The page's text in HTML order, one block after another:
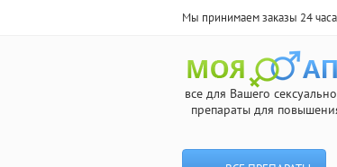
Мы принимаем заказы 24 часа
все для Вашего
препараты для